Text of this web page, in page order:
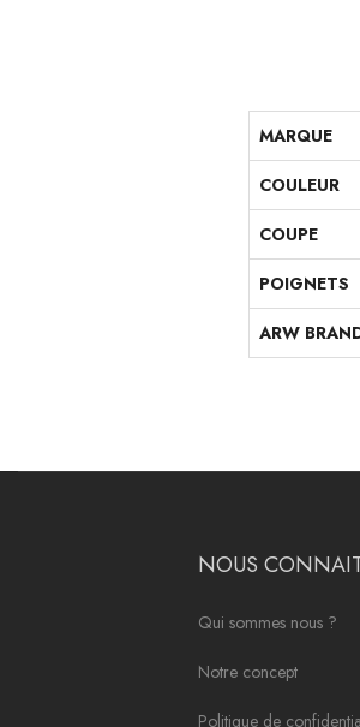
MARQUE
COULEUR
COUPE
POIGNETS
ARW
NOUS
Qui sommes nous ?
Notre concept
Politique de